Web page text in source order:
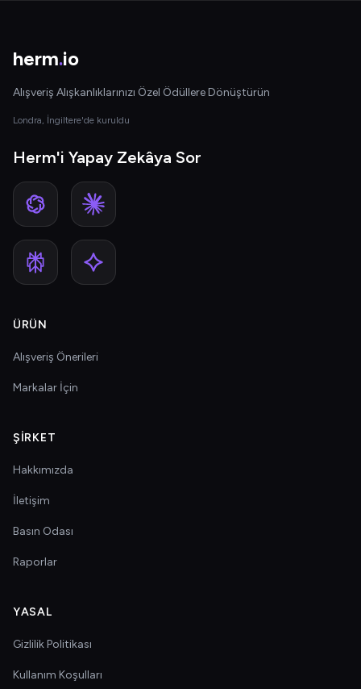
herm.io
Alışveriş Alışkanlıklarınızı Özel Ödüllere Dönüştürün
Londra, İngiltere'de kuruldu
Herm'i Yapay Zekâya Sor
ÜRÜN
Alışveriş Önerileri
Markalar İçin
ŞIRKET
Hakkımızda
İletişim
Basın Odası
Raporlar
YASAL
Gizlilik Politikası
Kullanım Koşulları